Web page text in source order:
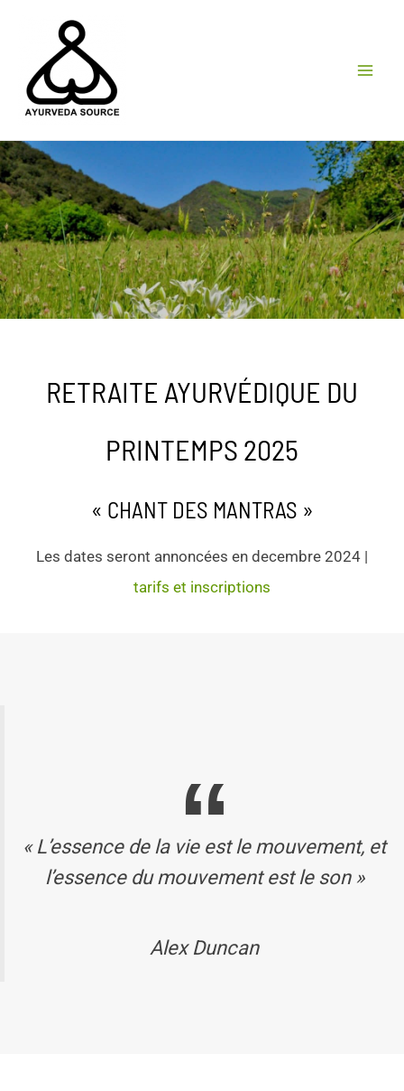
contenu
RETRAITE AYURVÉDIQUE DU
PRINTEMPS 2025
« CHANT DES MANTRAS »
Les dates seront annoncées en decembre 2024 |
tarifs et inscriptions
« L’essence de la vie est le mouvement, et
l’essence du mouvement est le son »
Alex Duncan